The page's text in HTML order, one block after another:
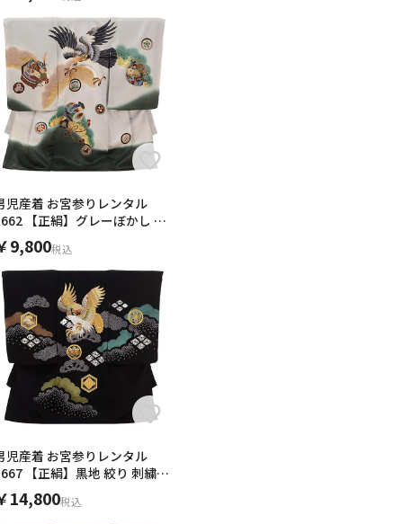
児産着 お宮参りレンタル
【正絹】グレーぼかし 小
に鷹
9,800税込
児産着 お宮参りレンタル
【正絹】黒地 絞り 刺繍
に紋
14,800税込
更に素敵でとても気に入り
た！
の七五三もお願いしたいで
実際に見ていない不安もあ
参りを素敵に彩ってくれま
た機会がありましたらお世
地もしっかりしていて高級
。鶴もプリントではなく織
した。
も立体的で華やかでした。
白に近かったです。それも
るかもしれないと明記されて
って頂きました。対応も丁
させて頂きたいと思いま